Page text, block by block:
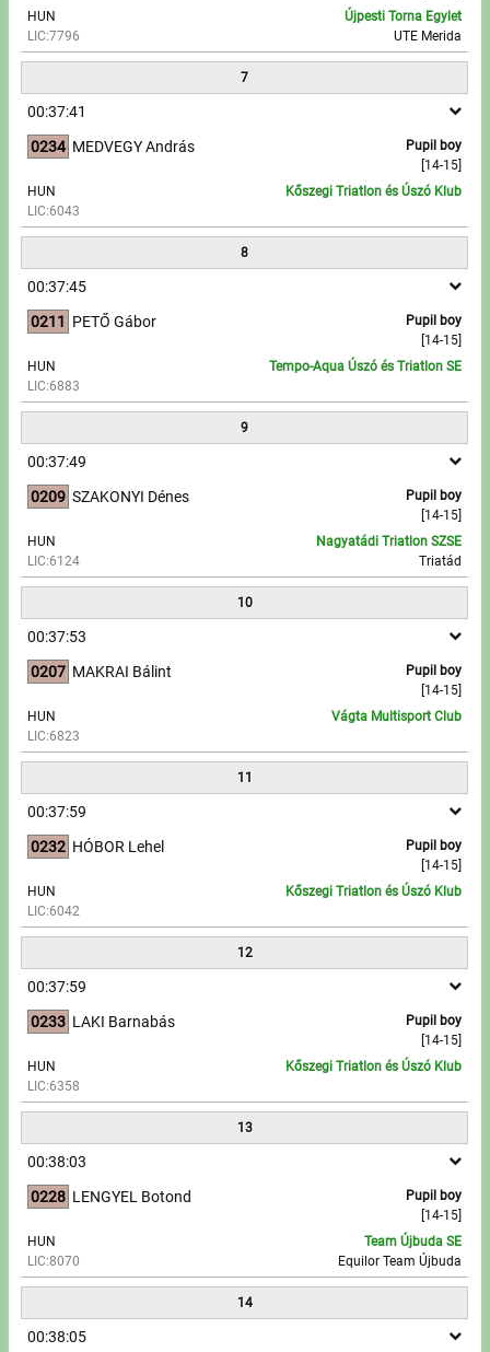
HUN
LIC:7796
Újpesti Torna Egylet
UTE Merida
7
00:37:41
0234
Pupil boy
[14-15]
MEDVEGY András
HUN
LIC:6043
Kőszegi Triatlon és Úszó Klub
8
00:37:45
0211
Pupil boy
[14-15]
PETŐ Gábor
HUN
LIC:6883
Tempo-Aqua Úszó és Triatlon SE
9
00:37:49
0209
Pupil boy
[14-15]
SZAKONYI Dénes
HUN
LIC:6124
Nagyatádi Triatlon SZSE
Triatád
10
00:37:53
0207
Pupil boy
[14-15]
MAKRAI Bálint
HUN
LIC:6823
Vágta Multisport Club
11
00:37:59
0232
Pupil boy
[14-15]
HÓBOR Lehel
HUN
LIC:6042
Kőszegi Triatlon és Úszó Klub
12
00:37:59
0233
Pupil boy
[14-15]
LAKI Barnabás
HUN
LIC:6358
Kőszegi Triatlon és Úszó Klub
13
00:38:03
0228
Pupil boy
[14-15]
LENGYEL Botond
HUN
LIC:8070
Team Újbuda SE
Equilor Team Újbuda
14
00:38:05